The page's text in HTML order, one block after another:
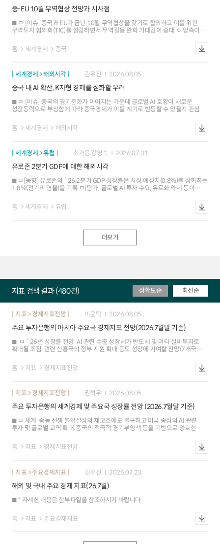
개입에 대한 분석 프레임워크를 그대로 유지하는 등 유의미한 변화는 없었으며,
근거로 강제 노동과 과잉 생산이 사용되면서 환율 정책을 빌미로 통상 압박을
시도할 가능성은 당분간 낮아진 것으로 평가되나, 거래상대국의
중-EU 10월 무역협상 전망과 시사점
ㅁ [이슈] 중국과 EU가 금년 10월 무역협상을 갖기로 합의하고 이를 위한
무역투자 협의회(TIC)를 설립하면서 무역갈등 완화 기대감이 증대 ㅇ 양측이
배경] 유럽의 대중 무역적자가 크게 확대되면서 산업경쟁력 약화, 고용 불안
등의 문제가 부각. 또한 대외 불확실성 등으로 중국과 유럽의 협력 필요성도
불균형이 더욱 심화 ㅇ (산업경쟁력 약화) 중국산 저가제품 유입이 유럽
가시화되어 이를 조정할 필요 ㅇ (중-EU 협력 필요성) 한편, 미국의 무역규제가
강화되고 러우전쟁, 중동전쟁 등으로 지정학적 불안이 커지면서 양측의 협력
의지도 확대 ㅁ [협상 전망] 유럽의 대중적자 축소를 위한 일부 품목 관세조정은
가능성이 있으나, 공급망 안정과 과잉보조금 등은 중국의 반발에 따라 사안별로
하이브리드차와 화학제품 등의 관세를 인상하고 기존의 철강 우회수출 통제와
전자상거래 규제 등도 강화할 전망 ㅇ (공급망공정무역 협상 난항 예상) 반면, △
금번 협상에서도 갈등 관리 수준에 그칠 가능성 - EU 내에서도 프랑스와
이탈리아 등이 대중 강경 대응을 주장하나, 독일과 스페인 등은 신중한
입장이어서 사안별로 의견이 엇갈릴 소지 ㅁ [영향 및 시사점] 중국-EU간
무역격차가 다소 축소되겠으나, 유럽이 근본적인 대중 의존도를 해소하기는
어려워 앞으로도 양측이 견제와 협상을 반복할 가능성 ㅇ 중국의 산업고도화
등으로 유럽과의 제조수출 경쟁이 더욱 치열해지는 한편, 유럽의 대중 의존도도
지속되고 있어 금번 협상 이후에도 견제가 지속될 소지
홈 세계경제 중국
세계경제 > 해외시각 김우진 2026.08.05
중국 내 AI 확산, K자형 경제를 심화할 우려
ㅁ [이슈] 중국의 경기둔화가 이어지는 가운데 글로벌 AI 호황이 새로운
성장동력으로 부상함에 따라 중국경제가 이를 계기로 반등할 수 있을지 관심 ㅁ
중국 내 AI 확산은 일부 분야로 자원 집중을 촉진하여 지역 및 산업 간 양극화를
가속화할 소지 ㅁ [시사점] 중국 내 AI 확산으로 기업의 생산성 제고 및 가계소득
홈 세계경제 해외시각
세계경제 > 유럽 최가윤,강영숙 2026.07.31
유로존 2분기 GDP에 대한 해외시각
ㅁ[동향] 유로존의 `26.2분기 GDP 성장률은 시장 예상치(0.8%)를 상회하는
1.8%(전기비 연율)를 기록 ㅁ[평가] 글로벌 AI 투자 수요, 유로화 약세 등이
중동발 영향을 제한 ㅁ[전망] 유로존은 하반기에도 양호한 펀더멘털을 바탕으로
성장세를 이어갈 것으로 예상되지만 에너지 가격 상승, 무역 갈등 등 경기 하방
홈 세계경제 유럽
더보기
지표 검색 결과 (480건) 정확도순 최신순
지표 > 경제지표전망 이윤탁 2026.08.05
주요 투자은행의 아시아 주요국 경제지표 전망(2026.7월말 기준)
ㅁ `26년 성장률 전망: AI 관련 수출 성장세가 반도체 및 여타 설비투자로
확대될 조짐. 관련 신흥국의 정부 지원 확대 등도 성장에 기여할 전망(7개국▲,
한국(+0.2%p), 인도(+0.2%p), 태국(+0.2%p) 등 상승. 홍콩(-0.1%p) 하락 ㅇ
베트남(0.9%p): 2분기 성장률이 관광객 증가에 따른 소비 회복에 힘입어 8.1%
18.3%2Q 4.6%)와 소비(4.9%2.9%) 등이 둔화. 정부가 외자 유치를 위해
소지
홈 지표 경제지표전망
지표 > 경제지표전망 권혁우 2026.08.05
주요 투자은행의 세계경제 및 주요국 성장률 전망 (2026.7월말 기준)
ㅁ 세계: 중동 전쟁 불확실성의 재고조에도 불구하고 미국 중심의 AI 관련
투자 및 글로벌 교역 확대, 중국의 적극적 경기부양책 등을 기반으로 양호한
민간수요 +3.9%, 3년래 최고, 전기비 연율)한 수준을 이어갔으나 AI
투자에기인한 수입 증가, 정부 지출 감소 등으로 2분기 성장률(1.5%, 예상
(7월 FOMC, 3인 인상 지지)됨에 따라 금리 인상 전망은 확대(주요 IB 10곳 중
속에서도 가계 소비(5월 소매판매 1.6%, 이전 0.9%, yoy) 성장세 강화,
경기선행지표 개선(7월 종합 PMI 51.9, 이전 50.0),국방비 지출 확대를 반영해
성장률 전망을 상향(J.P.Morgan) 경제활동이 예상보다 양호(2분기
2.8%, yoy)상승에 대한 경계심이 지속됨에 따라 ECB의 9월 추가 금리 인상이
지진에 의한 생산 차질 등 하방위험이 상존(Nomura) ㅇ 중국: AI를 비롯한 첨단
홈 지표 경제지표전망
지표 > 주요경제지표 김우진 2026.07.23
해외 및 국내 주요 경제 지표(26.7월)
* 자세한 내용은 첨부파일을 참조하시기 바랍니다.
홈 지표 주요경제지표